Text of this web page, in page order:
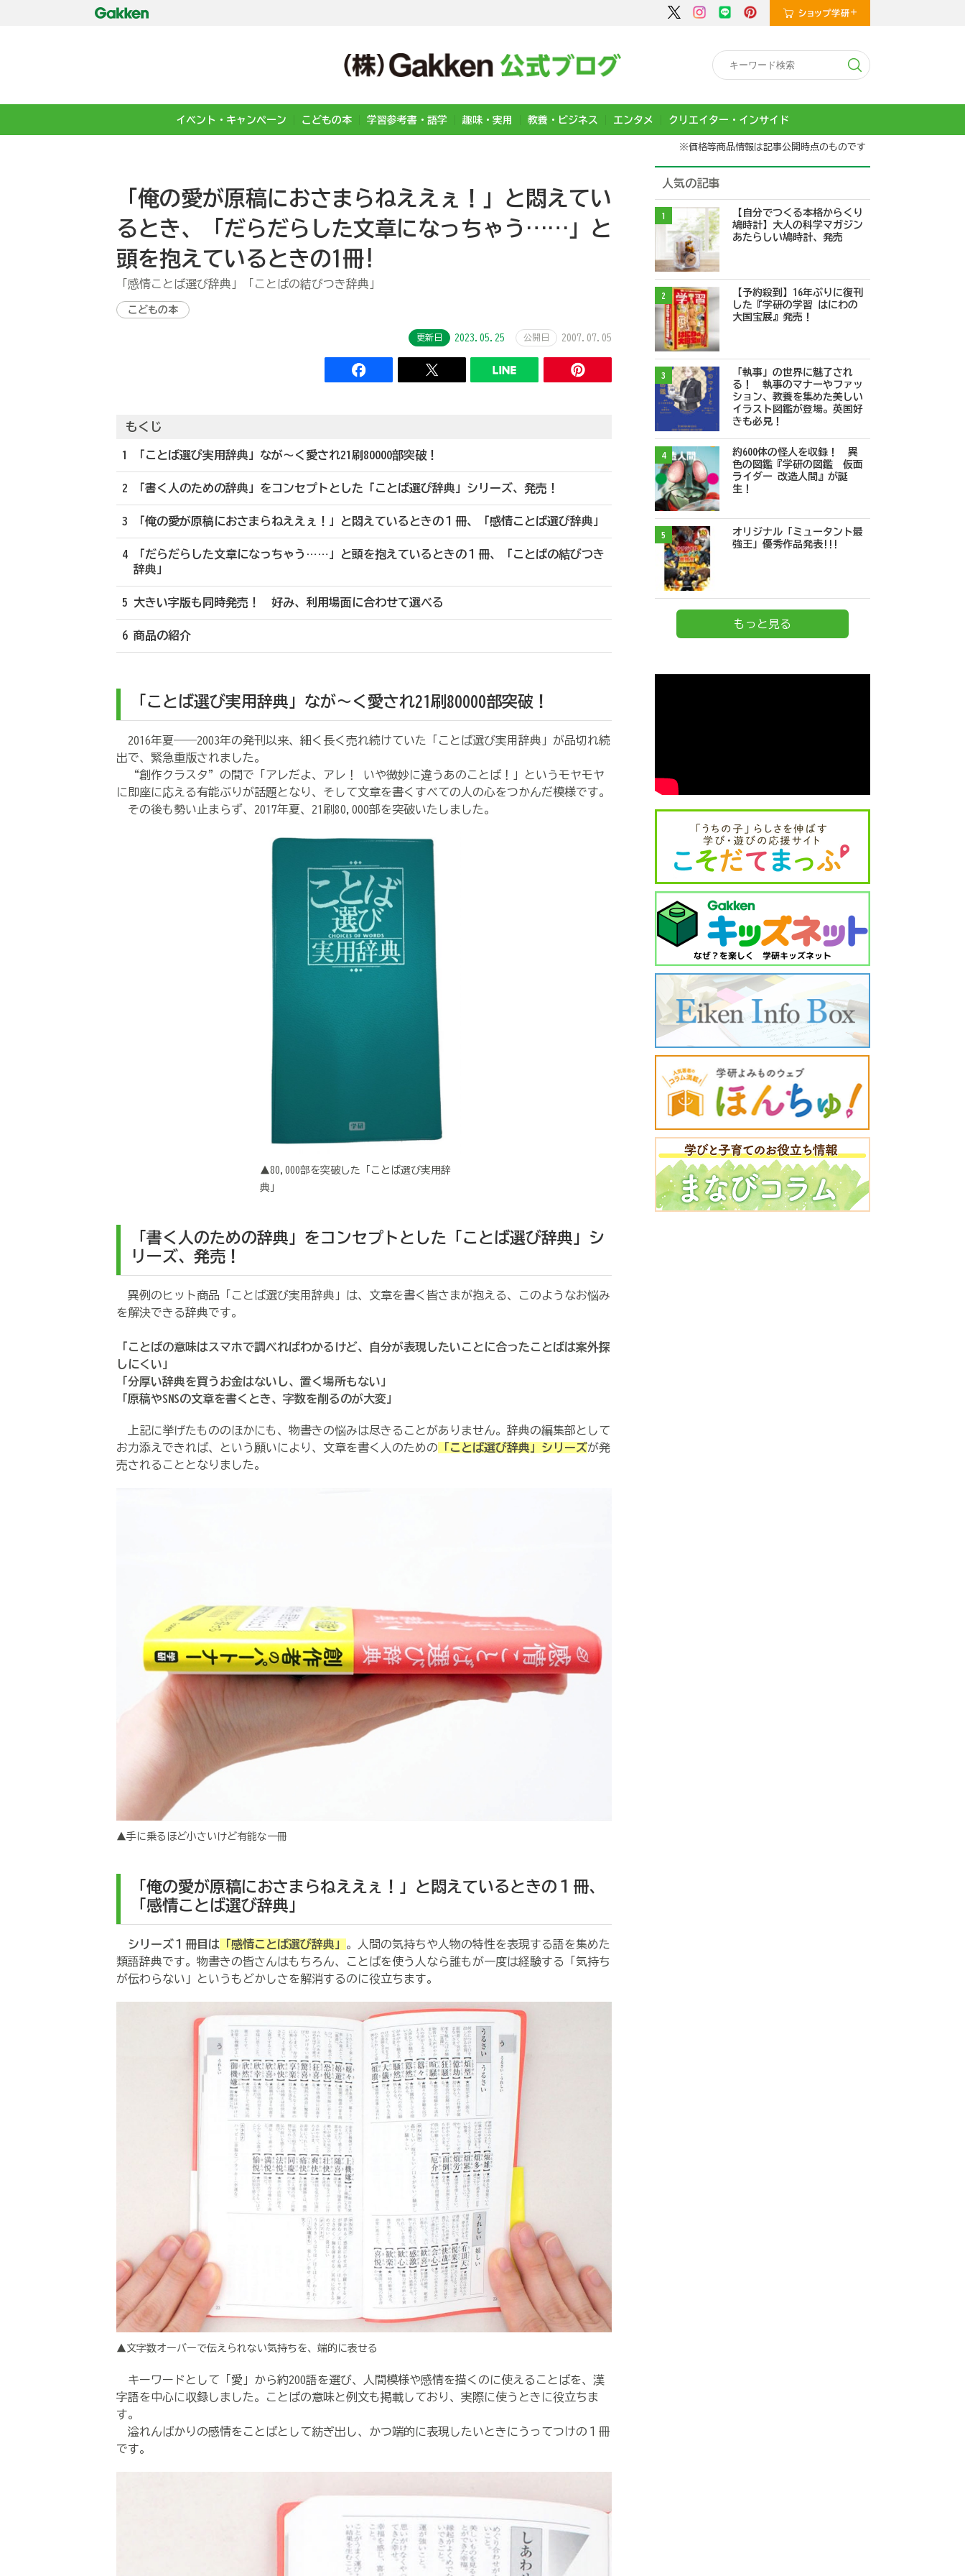
イベント・キャンペーン こどもの本 学習参考書・語学 趣味・実用 教養・ビジネス エンタメ クリエイター・インサイド
※価格等商品情報は記事公開時点のものです
「俺の愛が原稿におさまらねええぇ！」と悶えてい
るとき、「だらだらした文章になっちゃう……」と
頭を抱えているときの1冊!
「感情ことば選び辞典」「ことばの結びつき辞典」
こどもの本
更新日 2023.05.25 公開日 2007.07.05
もくじ
1 「ことば選び実用辞典」なが～く愛され21刷80000部突破！
2 「書く人のための辞典」をコンセプトとした「ことば選び辞典」シリーズ、発売！
3 「俺の愛が原稿におさまらねええぇ！」と悶えているときの１冊、「感情ことば選び辞典」
4 「だらだらした文章になっちゃう……」と頭を抱えているときの１冊、「ことばの結びつき
辞典」
5 大きい字版も同時発売！ 好み、利用場面に合わせて選べる
6 商品の紹介
「ことば選び実用辞典」なが～く愛され21刷80000部突破！
2016年夏――2003年の発刊以来、細く長く売れ続けていた「ことば選び実用辞典」が品切れ続
出で、緊急重版されました。
“創作クラスタ”の間で「アレだよ、アレ！ いや微妙に違うあのことば！」というモヤモヤ
に即座に応える有能ぶりが話題となり、そして文章を書くすべての人の心をつかんだ模様です。
その後も勢い止まらず、2017年夏、21刷80,000部を突破いたしました。
▲80,000部を突破した「ことば選び実用辞
典」
「書く人のための辞典」をコンセプトとした「ことば選び辞典」シ
リーズ、発売！
異例のヒット商品「ことば選び実用辞典」は、文章を書く皆さまが抱える、このようなお悩み
を解決できる辞典です。
「ことばの意味はスマホで調べればわかるけど、自分が表現したいことに合ったことばは案外探
しにくい」
「分厚い辞典を買うお金はないし、置く場所もない」
「原稿やSNSの文章を書くとき、字数を削るのが大変」
上記に挙げたもののほかにも、物書きの悩みは尽きることがありません。辞典の編集部として
お力添えできれば、という願いにより、文章を書く人のための 「ことば選び辞典」シリーズが発
売されることとなりました。
▲手に乗るほど小さいけど有能な一冊
「俺の愛が原稿におさまらねええぇ！」と悶えているときの１冊、
「感情ことば選び辞典」
シリーズ１冊目は 「感情ことば選び辞典」 。人間の気持ちや人物の特性を表現する語を集めた
類語辞典です。物書きの皆さんはもちろん、ことばを使う人なら誰もが一度は経験する「気持ち
が伝わらない」というもどかしさを解消するのに役立ちます。
▲文字数オーバーで伝えられない気持ちを、端的に表せる
キーワードとして「愛」から約200語を選び、人間模様や感情を描くのに使えることばを、漢
字語を中心に収録しました。ことばの意味と例文も掲載しており、実際に使うときに役立ちま
す。
溢れんばかりの感情をことばとして紡ぎ出し、かつ端的に表現したいときにうってつけの１冊
です。
人気の記事
1
【自分でつくる本格からくり
鳩時計】大人の科学マガジン
あたらしい鳩時計、発売
2
【予約殺到】16年ぶりに復刊
した『学研の学習 はにわの
大国宝展』発売！
3
「執事」の世界に魅了され
る！ 執事のマナーやファッ
ション、教養を集めた美しい
イラスト図鑑が登場。英国好
きも必見！
4
約600体の怪人を収録！ 異
色の図鑑『学研の図鑑 仮面
ライダー 改造人間』が誕
生！
5
オリジナル「ミュータント最
強王」優秀作品発表!!!
もっと見る